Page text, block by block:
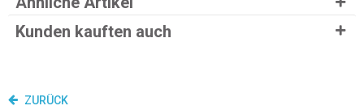
Kunden kauften auch
ZURÜCK